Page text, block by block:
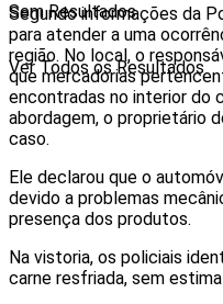
Sem Resultados
Ver Todos os Resultados
Segundo informações da
para atender a uma
região. No local, o
que mercadorias
encontradas no interior do
abordagem, o proprietário
caso.
Ele declarou que o
devido a problemas
presença dos produtos.
Na vistoria, os policiais
carne resfriada, sem